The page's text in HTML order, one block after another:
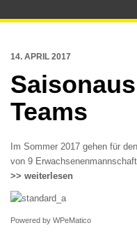
14. APRIL 2017
Teams
Im Sommer 2017 gehen für
von 9
>> weiterlesen
Powered by WPeMatico